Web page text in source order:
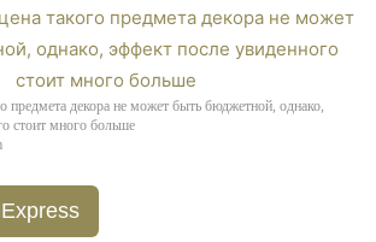
предмета декора не может быть бюджетной, однако,
стоит много больше